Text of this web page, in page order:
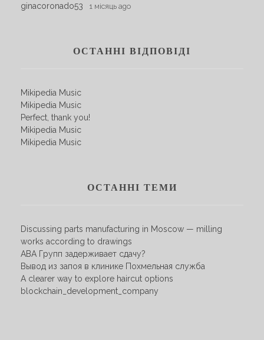
ginacoronado53 1 місяць ago
ОСТАННІ ВІДПОВІДІ
Mikipedia Music
Mikipedia Music
Perfect, thank you!
Mikipedia Music
Mikipedia Music
ОСТАННІ ТЕМИ
Discussing parts manufacturing in Moscow — milling
works according to drawings
АВА Групп задерживает сдачу?
Вывод из запоя в клинике Похмельная служба
A clearer way to explore haircut options
blockchain_development_company